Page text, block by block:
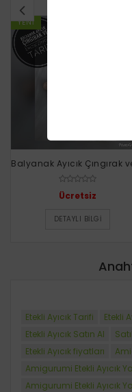
YENI
Balyanak Ayıcık Çıngırak
Ücretsiz
DETAYLI BILGI
Etekli Ayıcık Tarifi Etekli
Etekli Ayıcık Satın Al
Etekli Ayıcık fiyatları
Amigurumi Etekli Ayıcık
Amigurumi Etekli Ayıcık